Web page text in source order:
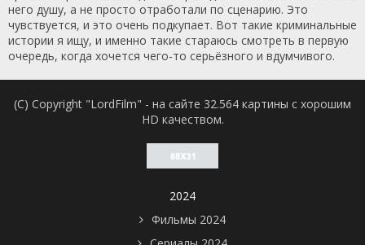
него душу, а не просто отработали по сценарию. Это
чувствуется, и это очень подкупает. Вот такие криминальные
истории я ищу, и именно такие стараюсь смотреть в первую
очередь, когда хочется чего-то серьёзного и вдумчивого.
(C) Copyright "LordFilm" - на сайте 32.564 картины с хорошим
HD качеством.
2024
Фильмы 2024